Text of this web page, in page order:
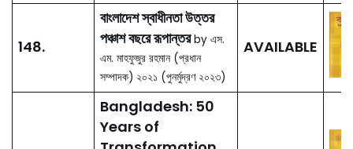
পূর্ববাংলার আর্থ-সামাজিক
জীবন ও মুক্তিযুদ্ধby মো.
আবদুর রহিম (2022)